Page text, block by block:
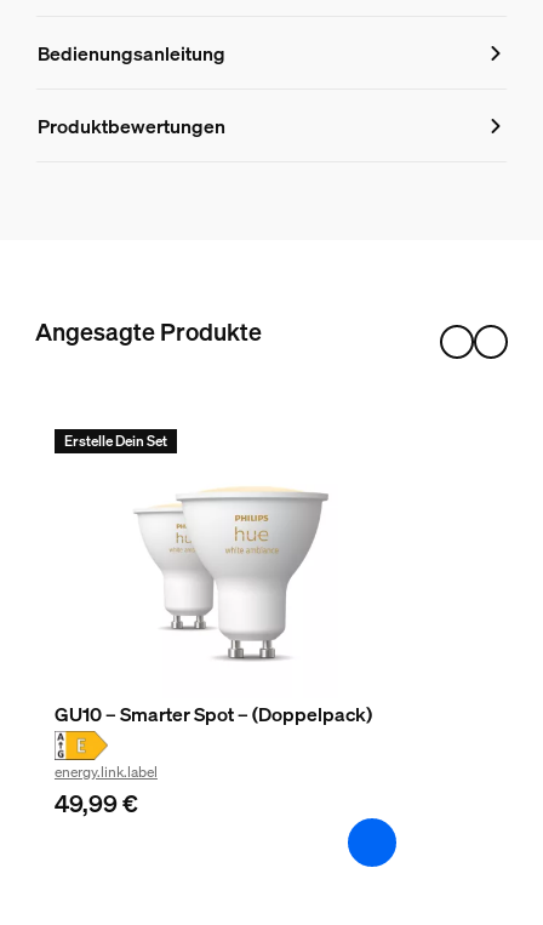
Merkmale
8720169319998
Material
Metall
Zusatzfunktion/Zubehör im
Schwenkbarer Spotkopf
Drehbar (links-rechts), Neigbar (unten-oben)
LED integriert
Nein
Garantie
Bedienungsanleitung
Produktbewertungen
Angesagte Produkte
Erstelle Dein Set
GU10 – Smarter Spot – (Doppelpack)
energy.link.label
49,99 €